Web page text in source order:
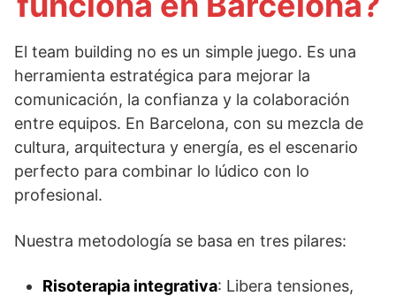
El team building no es un simple juego. Es una
herramienta estratégica para mejorar la
comunicación, la confianza y la colaboración
entre equipos. En Barcelona, con su mezcla de
cultura, arquitectura y energía, es el escenario
perfecto para combinar lo lúdico con lo
profesional.
Nuestra metodología se basa en tres pilares:
Risoterapia integrativa: Libera tensiones,